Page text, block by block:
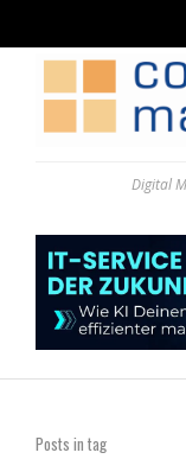
Digital
Posts in tag